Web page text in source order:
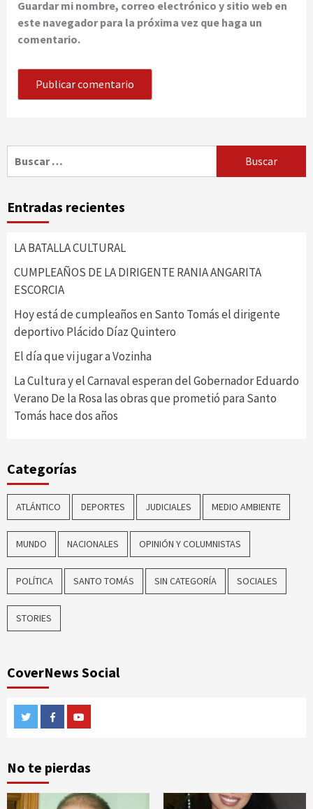
Guardar mi nombre, correo electrónico y sitio web en
este navegador para la próxima vez que haga un
comentario.
Entradas recientes
LA BATALLA CULTURAL
CUMPLEAÑOS DE LA DIRIGENTE RANIA ANGARITA
ESCORCIA
Hoy está de cumpleaños en Santo Tomás el dirigente
deportivo Plácido Díaz Quintero
El día que vi jugar a Vozinha
La Cultura y el Carnaval esperan del Gobernador Eduardo
Verano De la Rosa las obras que prometió para Santo
Tomás hace dos años
Categorías
ATLÁNTICO DEPORTES JUDICIALES MEDIO AMBIENTE
MUNDO NACIONALES OPINIÓN Y COLUMNISTAS
POLÍTICA SANTO TOMÁS SIN CATEGORÍA SOCIALES
STORIES
CoverNews Social
TwitterFacebook
No te pierdas